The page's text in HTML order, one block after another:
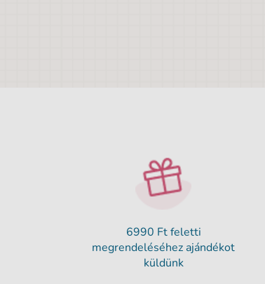
6990 Ft feletti
megrendeléséhez ajándékot
küldünk